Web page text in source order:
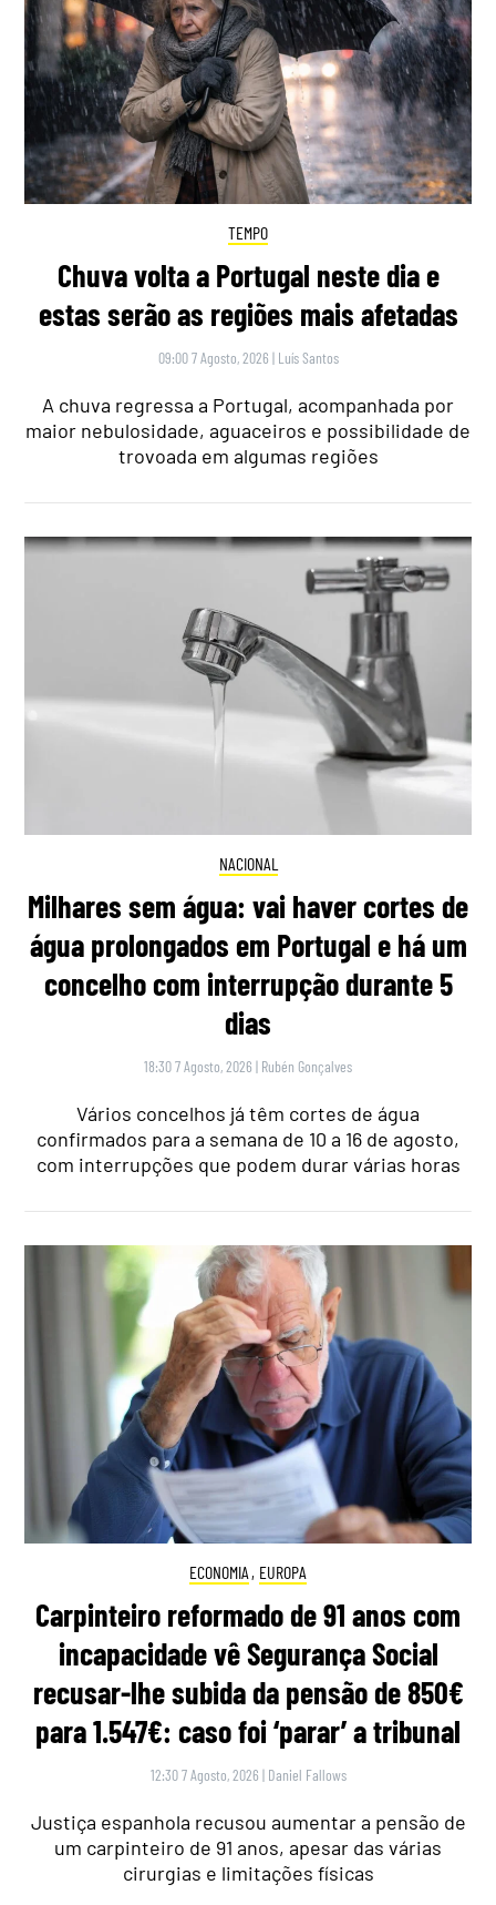
TEMPO
Chuva volta a Portugal neste dia e
estas serão as regiões mais afetadas
09:00 7 Agosto, 2026 | Luís Santos
A chuva regressa a Portugal, acompanhada por
maior nebulosidade, aguaceiros e possibilidade de
trovoada em algumas regiões
NACIONAL
Milhares sem água: vai haver cortes de
água prolongados em Portugal e há um
concelho com interrupção durante 5
dias
18:30 7 Agosto, 2026 | Rubén Gonçalves
Vários concelhos já têm cortes de água
confirmados para a semana de 10 a 16 de agosto,
com interrupções que podem durar várias horas
ECONOMIA , EUROPA
Carpinteiro reformado de 91 anos com
incapacidade vê Segurança Social
recusar-lhe subida da pensão de 850€
para 1.547€: caso foi ‘parar’ a tribunal
12:30 7 Agosto, 2026 | Daniel Fallows
Justiça espanhola recusou aumentar a pensão de
um carpinteiro de 91 anos, apesar das várias
cirurgias e limitações físicas